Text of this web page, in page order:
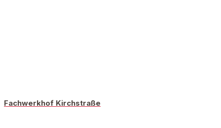
Fachwerkhof Kirchstraße